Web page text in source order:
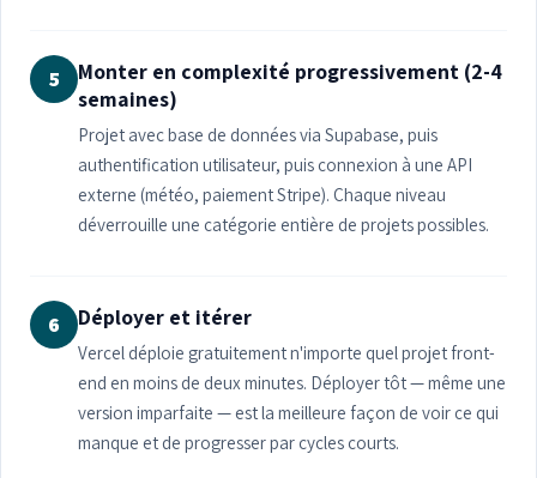
5
Monter en complexité progressivement (2-4
semaines)
Projet avec base de données via Supabase, puis
authentification utilisateur, puis connexion à une API
externe (météo, paiement Stripe). Chaque niveau
déverrouille une catégorie entière de projets possibles.
6 Déployer et itérer
Vercel déploie gratuitement n'importe quel projet front-
end en moins de deux minutes. Déployer tôt — même une
version imparfaite — est la meilleure façon de voir ce qui
manque et de progresser par cycles courts.